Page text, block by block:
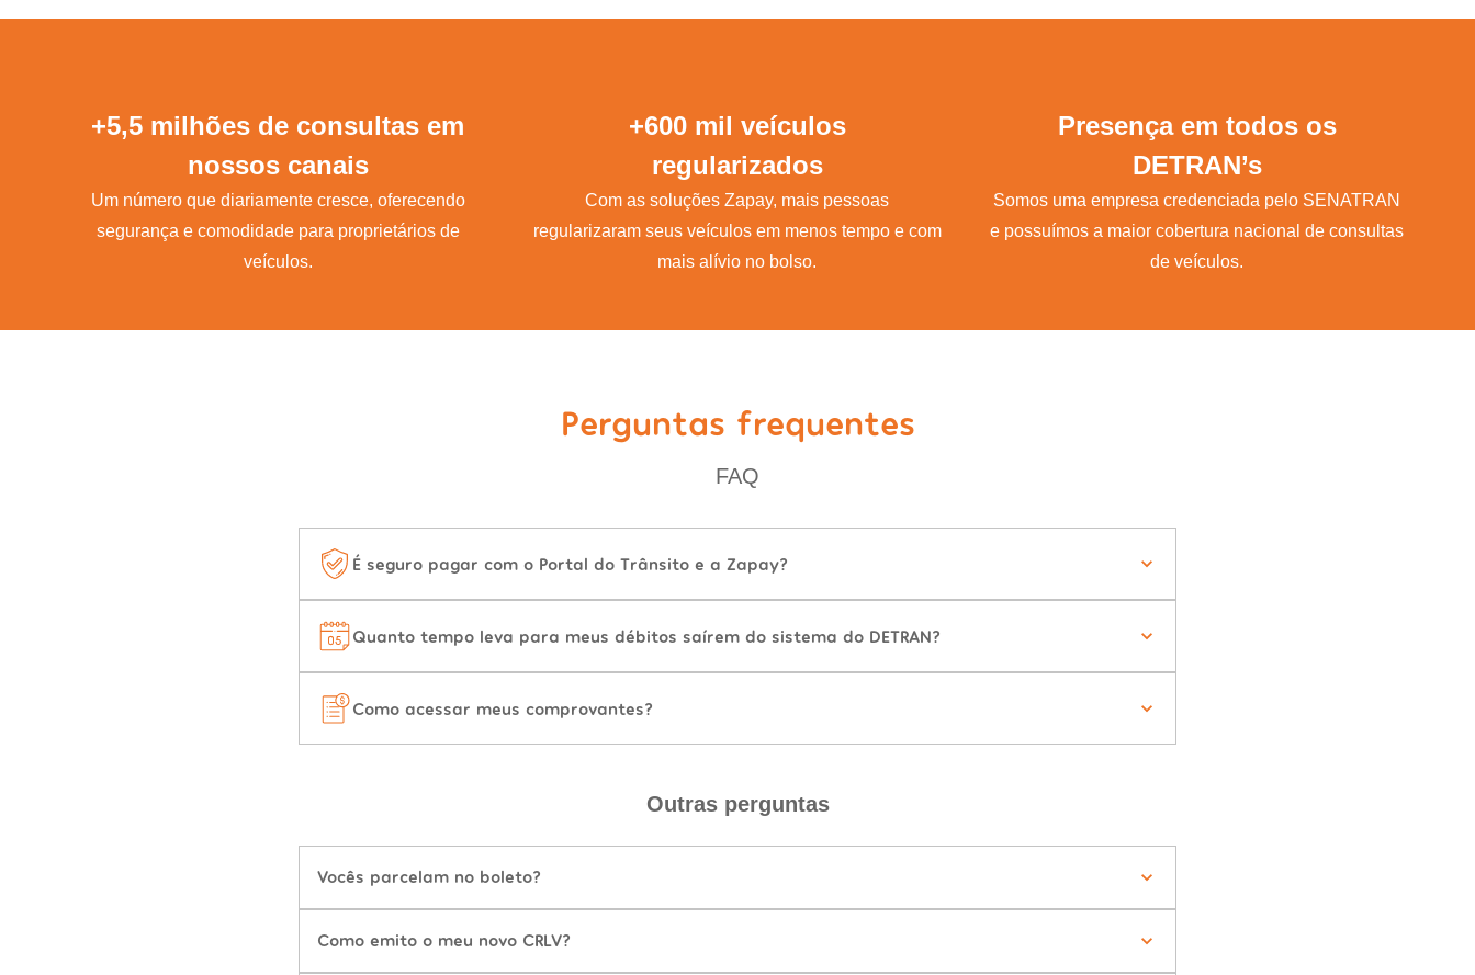
+5,5 milhões de consultas em
nossos canais
Um número que diariamente cresce, oferecendo
segurança e comodidade para proprietários de
veículos.
+600 mil veículos
regularizados
Com as soluções Zapay, mais pessoas
regularizaram seus veículos em menos tempo e com
mais alívio no bolso.
Presença em todos os
DETRAN’s
Somos uma empresa credenciada pelo SENATRAN
e possuímos a maior cobertura nacional de consultas
de veículos.
Perguntas frequentes
FAQ
É seguro pagar com o Portal do Trânsito e a Zapay?
Quanto tempo leva para meus débitos saírem do sistema do DETRAN?
Como acessar meus comprovantes?
Outras perguntas
Vocês parcelam no boleto?
Como emito o meu novo CRLV?